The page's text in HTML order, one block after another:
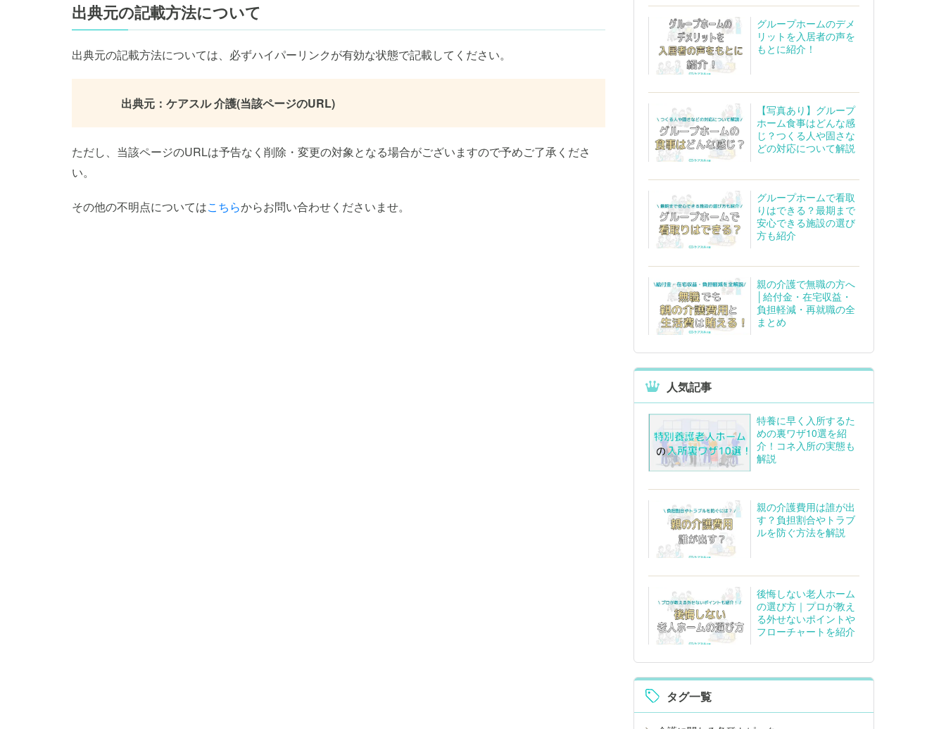
出典元の記載方法について
出典元の記載方法については、必ずハイパーリンクが有効な状態で記載してください。
出典元：ケアスル 介護(当該ページのURL)
ただし、当該ページのURLは予告なく削除・変更の対象となる場合がございますので予めご了承くださ
い。
その他の不明点についてはこちらからお問い合わせくださいませ。
グループホームのデメ
リットを入居者の声を
もとに紹介！
【写真あり】グループ
ホーム食事はどんな感
じ？つくる人や固さな
どの対応について解説
グループホームで看取
りはできる？最期まで
安心できる施設の選び
方も紹介
親の介護で無職の方へ
│給付金・在宅収益・
負担軽減・再就職の全
まとめ
人気記事
特養に早く入所するた
めの裏ワザ10選を紹
介！コネ入所の実態も
解説
親の介護費用は誰が出
す？負担割合やトラブ
ルを防ぐ方法を解説
後悔しない老人ホーム
の選び方｜プロが教え
る外せないポイントや
フローチャートを紹介
タグ一覧